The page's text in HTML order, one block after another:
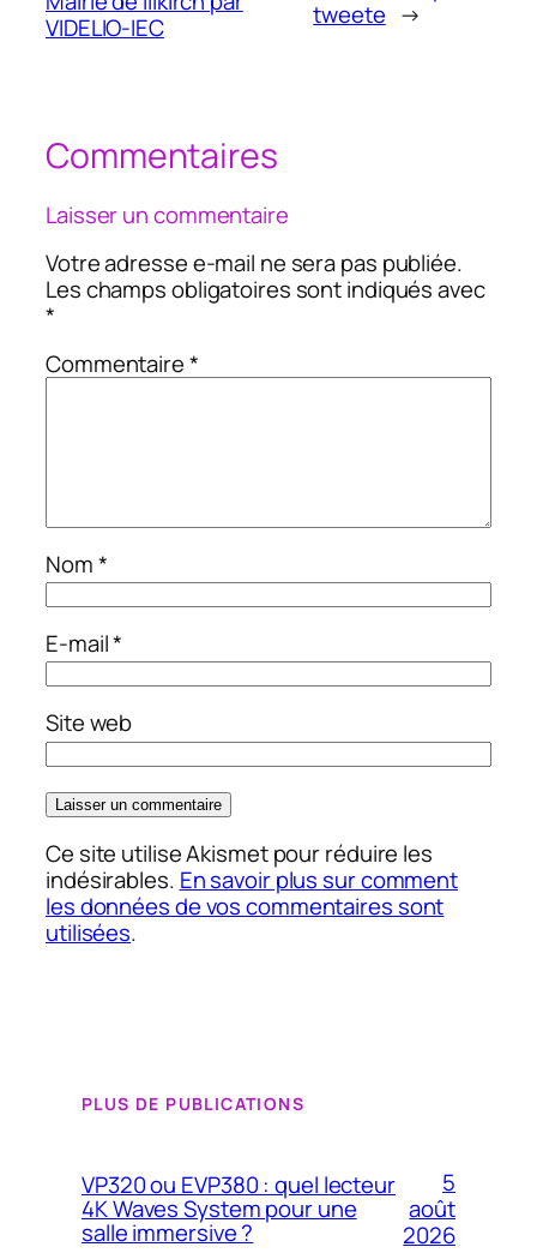
VIDELIO-IEC
tweete →
Commentaires
Laisser un commentaire
Votre adresse e-mail ne sera pas publiée.
Les champs obligatoires sont indiqués avec
*
Commentaire*
Nom*
E-mail*
Site web
Ce site utilise Akismet pour réduire les
indésirables. En savoir plus sur comment
les données de vos commentaires sont
utilisées.
PLUS DE PUBLICATIONS
VP320 ou EVP380 : quel lecteur
4K Waves System pour une
salle immersive ?
5
août
2026